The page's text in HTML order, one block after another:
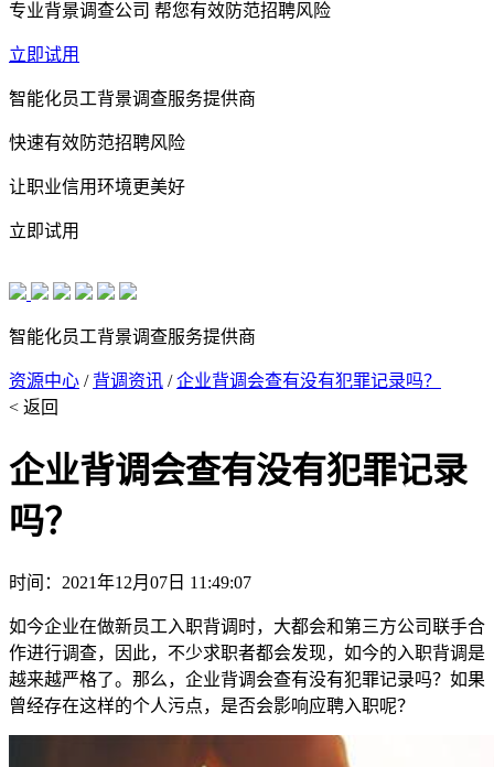
专业背景调查公司 帮您有效防范招聘风险
立即试用
智能化员工背景调查服务提供商
快速有效防范招聘风险
让职业信用环境更美好
立即试用
智能化员工背景调查服务提供商
资源中心 / 背调资讯 /企业背调会查有没有犯罪记录吗？
< 返回
企业背调会查有没有犯罪记录
吗？
时间：2021年12月07日 11:49:07
如今企业在做新员工入职背调时，大都会和第三方公司联手合
作进行调查，因此，不少求职者都会发现，如今的入职背调是
越来越严格了。那么，企业背调会查有没有犯罪记录吗？如果
曾经存在这样的个人污点，是否会影响应聘入职呢？